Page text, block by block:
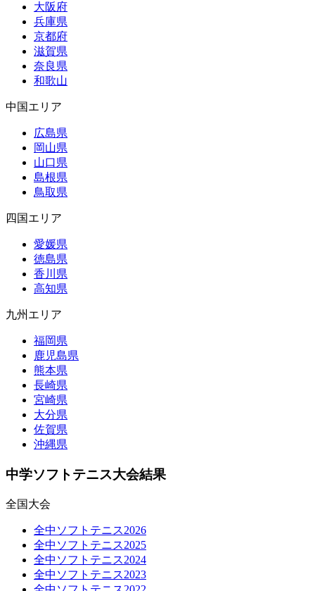
大阪府
兵庫県
京都府
滋賀県
奈良県
和歌山
中国エリア
広島県
岡山県
山口県
島根県
鳥取県
四国エリア
愛媛県
徳島県
香川県
高知県
九州エリア
福岡県
鹿児島県
熊本県
長崎県
宮崎県
大分県
佐賀県
沖縄県
中学ソフトテニス大会結果
全国大会
全中ソフトテニス2026
全中ソフトテニス2025
全中ソフトテニス2024
全中ソフトテニス2023